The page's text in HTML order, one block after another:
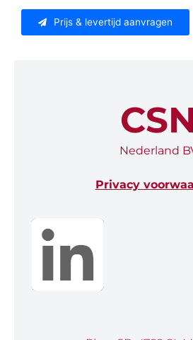
Prijs & levertijd aanvragen
Nederland
Privacy